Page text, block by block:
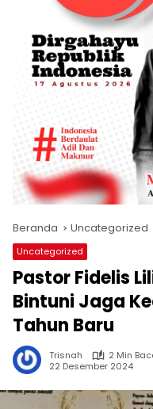
Beranda Uncategorized
Uncategorized
Pastor Fidelis
Bintuni Jaga
Tahun Baru
Trisnah
2 Min
22 Desember 2024